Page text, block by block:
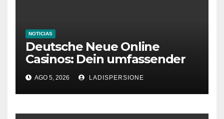
NOTICIAS
Deutsche Neue Online
Casinos: Dein umfassender
Ratgeber für moderne
Glücksspielplattformen
AGO 5, 2026 LADISPERSIONE